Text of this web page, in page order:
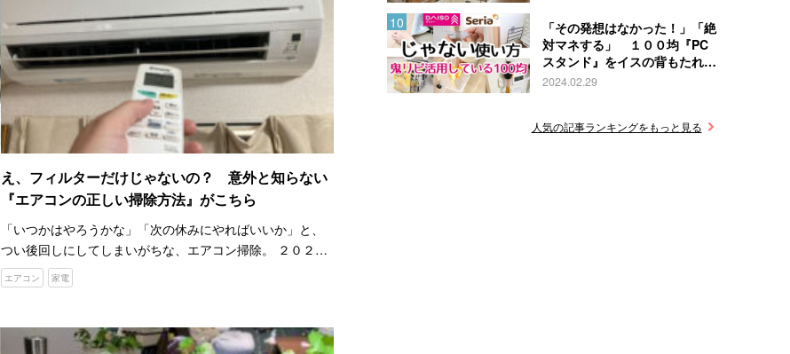
え、フィルターだけじゃないの？ 意外と知らない
『エアコンの正しい掃除方法』がこちら
「いつかはやろうかな」「次の休みにやればいいか」と、
つい後回しにしてしまいがちな、エアコン掃除。 ２０２４
年の夏は、全国各地で３０℃を超える厳しい暑さが続き、
家でエアコンをつけっぱなしにしている人も多いのではな
エアコン 家電
その手があったか！ 冷房が苦
手な人に贈る『ポータブルクー
ラー』の作り方
2024.06.26
「その発想はなかった！」「絶
対マネする」 １００均『PC
スタンド』をイスの背もたれに
引っかけて…
2024.02.29
人気の記事ランキングをもっと見る